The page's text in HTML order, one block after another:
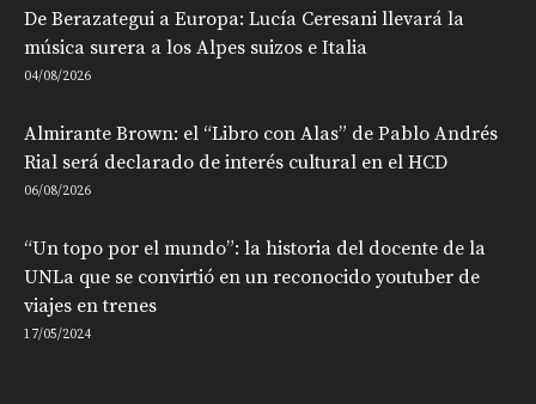
De Berazategui a Europa: Lucía Ceresani llevará la
música surera a los Alpes suizos e Italia
04/08/2026
Almirante Brown: el “Libro con Alas” de Pablo Andrés
Rial será declarado de interés cultural en el HCD
06/08/2026
“Un topo por el mundo”: la historia del docente de la
UNLa que se convirtió en un reconocido youtuber de
viajes en trenes
17/05/2024